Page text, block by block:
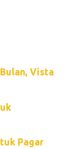
Vista
Pagar